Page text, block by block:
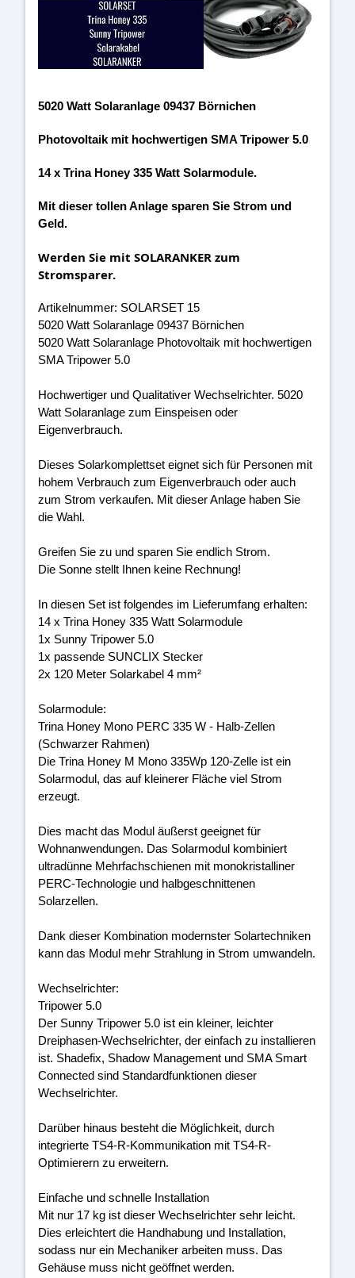
5020 Watt Solaranlage 09437 Börnichen
Photovoltaik mit hochwertigen SMA Tripower 5.0
14 x Trina Honey 335 Watt Solarmodule.
Mit dieser tollen Anlage sparen Sie Strom und
Geld.
Werden Sie mit SOLARANKER zum
Stromsparer.
Artikelnummer: SOLARSET 15
5020 Watt Solaranlage 09437 Börnichen
5020 Watt Solaranlage Photovoltaik mit hochwertigen
SMA Tripower 5.0
Hochwertiger und Qualitativer Wechselrichter. 5020
Watt Solaranlage zum Einspeisen oder
Eigenverbrauch.
Dieses Solarkomplettset eignet sich für Personen mit
hohem Verbrauch zum Eigenverbrauch oder auch
zum Strom verkaufen. Mit dieser Anlage haben Sie
die Wahl.
Greifen Sie zu und sparen Sie endlich Strom.
Die Sonne stellt Ihnen keine Rechnung!
In diesen Set ist folgendes im Lieferumfang erhalten:
14 x Trina Honey 335 Watt Solarmodule
1x Sunny Tripower 5.0
1x passende SUNCLIX Stecker
2x 120 Meter Solarkabel 4 mm²
Solarmodule:
Trina Honey Mono PERC 335 W - Halb-Zellen
(Schwarzer Rahmen)
Die Trina Honey M Mono 335Wp 120-Zelle ist ein
Solarmodul, das auf kleinerer Fläche viel Strom
erzeugt.
Dies macht das Modul äußerst geeignet für
Wohnanwendungen. Das Solarmodul kombiniert
ultradünne Mehrfachschienen mit monokristalliner
PERC-Technologie und halbgeschnittenen
Solarzellen.
Dank dieser Kombination modernster Solartechniken
kann das Modul mehr Strahlung in Strom umwandeln.
Wechselrichter:
Tripower 5.0
Der Sunny Tripower 5.0 ist ein kleiner, leichter
Dreiphasen-Wechselrichter, der einfach zu installieren
ist. Shadefix, Shadow Management und SMA Smart
Connected sind Standardfunktionen dieser
Wechselrichter.
Darüber hinaus besteht die Möglichkeit, durch
integrierte TS4-R-Kommunikation mit TS4-R-
Optimierern zu erweitern.
Einfache und schnelle Installation
Mit nur 17 kg ist dieser Wechselrichter sehr leicht.
Dies erleichtert die Handhabung und Installation,
sodass nur ein Mechaniker arbeiten muss. Das
Gehäuse muss nicht geöffnet werden.